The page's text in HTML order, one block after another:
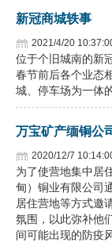
党建工作
企业文化
《资源再生》杂志
行情报价
数字报
新冠商城轶事
2021/4/20
位于个旧城南的新
春节前后各个业态
城、停车场为一体
万宝矿产缅铜公
2020/12/7
为了使营地集中居
甸）铜业有限公司
居住营地等方式邀
氛围，以此弥补他
间可能出现的防疫